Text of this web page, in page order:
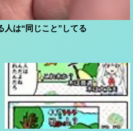
人は“同じこと”してる